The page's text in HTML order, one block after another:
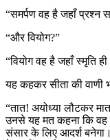
“समर्पण वह है जहाँ प्रश्न
“और वियोग?”
“वियोग वह है जहाँ स्मृति
यह कहकर सीता की वाणी
“तात! अयोध्या लौटकर
उनसे यह मत कहना कि वह
संसार के लिए आदर्श